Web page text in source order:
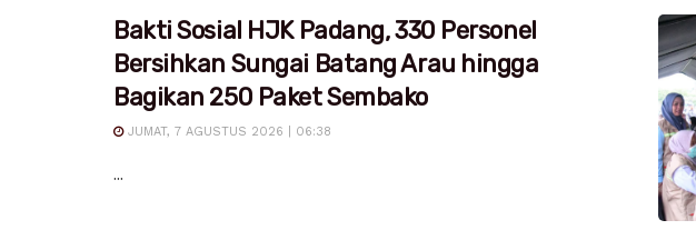
Bakti Sosial HJK Padang, 330 Personel
Bersihkan Sungai Batang Arau hingga
Bagikan 250 Paket Sembako
JUMAT, 7 AGUSTUS 2026 | 06:38
...